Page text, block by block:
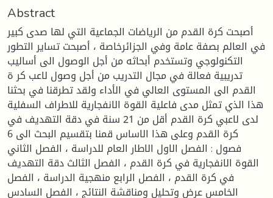
Abstract
أصبحت كرة القدم من الرياضات الجماعية التي لها صدى كبير
في العالم بصفة عامة وفي الجزائرخاصة ، أصبحت تساير التطور
التكنولوجي وتستخدم أبحاثه من أجل الوصول الى أساليب
تدريبية فعالة في مجال التدريب من أجل وصول لاعب كر ة
القدم الى المستوى العالي في الأداء ولقد تطرقنا في بحثنا
هذا الذي تمثل مدى فاعلية القوة الانفجارية للاطراف السفلية
لدى لاعبي كرة القدم أقل من 21 سنة في دقة التهديف في
كرة القدم وعلى هذا الاساس قمنا بتقسيم البحث الى 6
فصول : الفصل الاول الاطار العام للدراسة ، الفصل الثاني
القوة الانفجارية في كرة القدم ، الفصل الثالث دقة التهديف
في كرة القدم ، الفصل الرابع منهجية الدراسة ، الفصل
الخامس عرض وتحليل ومناقشة النتائج ، الفصل السادس